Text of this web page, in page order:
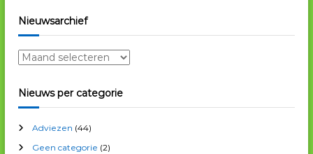
t
i
Nieuwsarchief
N
e
u
s
a
Nieuws per categorie
Adviezen (44)
Geen categorie (2)